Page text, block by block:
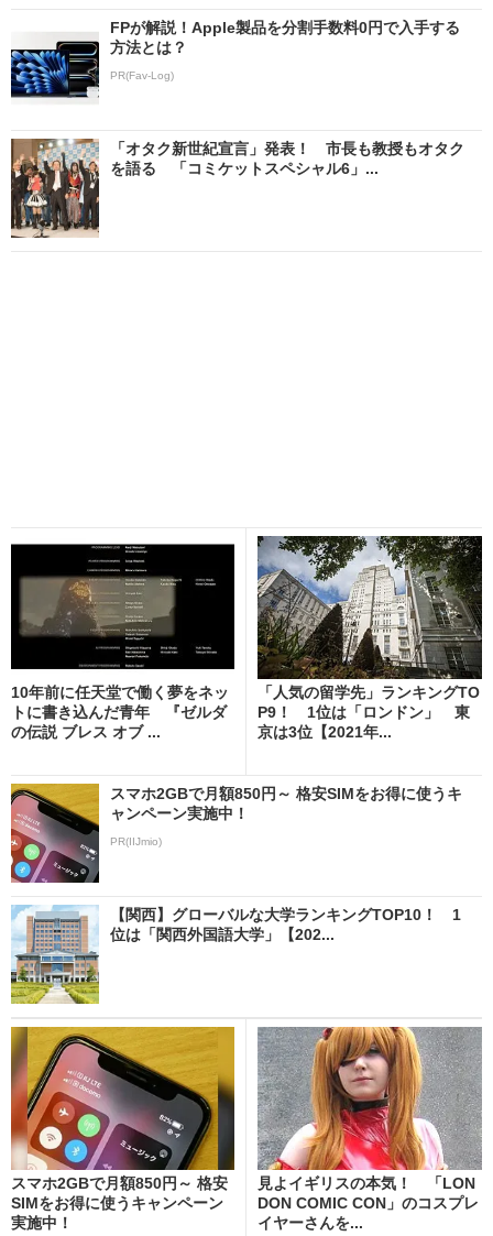
FPが解説！Apple製品を分割手数料0円で入手する
方法とは？
PR(Fav-Log)
「オタク新世紀宣言」発表！ 市長も教授もオタク
を語る 「コミケットスペシャル6」...
10年前に任天堂で働く夢をネッ
トに書き込んだ青年 『ゼルダ
の伝説 ブレス オブ ...
「人気の留学先」ランキングTO
P9！ 1位は「ロンドン」 東
京は3位【2021年...
スマホ2GBで月額850円～ 格安SIMをお得に使うキ
ャンペーン実施中！
PR(IIJmio)
【関西】グローバルな大学ランキングTOP10！ 1
位は「関西外国語大学」【202...
スマホ2GBで月額850円～ 格安
SIMをお得に使うキャンペーン
実施中！
見よイギリスの本気！ 「LON
DON COMIC CON」のコスプレ
イヤーさんを...